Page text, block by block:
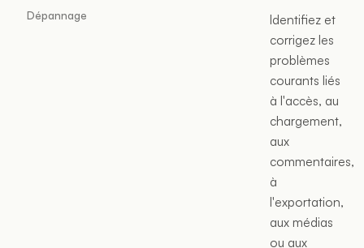
Dépannage
Identifiez et
corrigez les
problèmes
courants liés
à l'accès, au
chargement,
aux
commentaires,
à
l'exportation,
aux médias
ou aux